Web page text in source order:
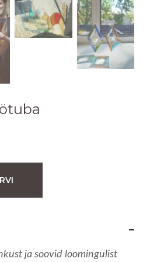
ja soovid loomingulist